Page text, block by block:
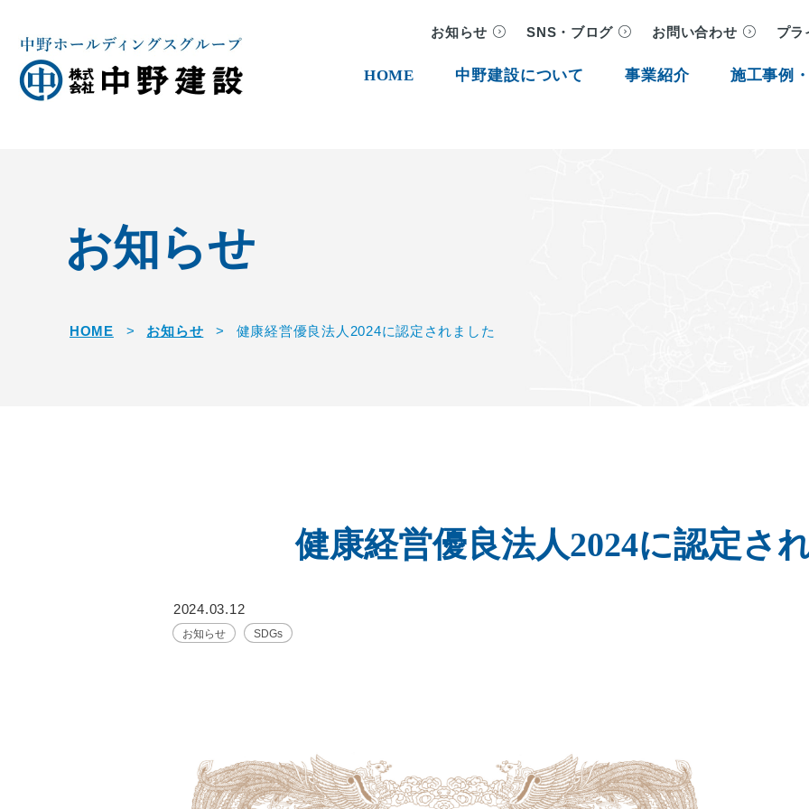
お知らせ SNS・ブログ お問い合わせ プラ
HOME 中野建設について 事業紹介 施工事例
お知らせ
HOME > お知らせ > 健康経営優良法人2024に認定されました
健康経営優良法人2024に認定さ
2024.03.12
お知らせ SDGs